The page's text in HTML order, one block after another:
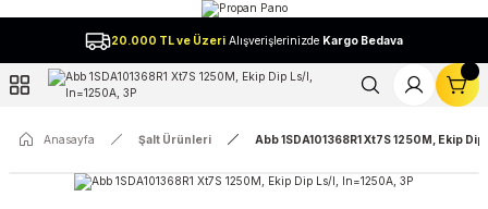
20.000 TL ve Üzeri Alışverişlerinizde Kargo Bedava
Anasayfa Şalt Ürünleri Abb 1SDA101368R1 Xt7S 1250M, Ekip